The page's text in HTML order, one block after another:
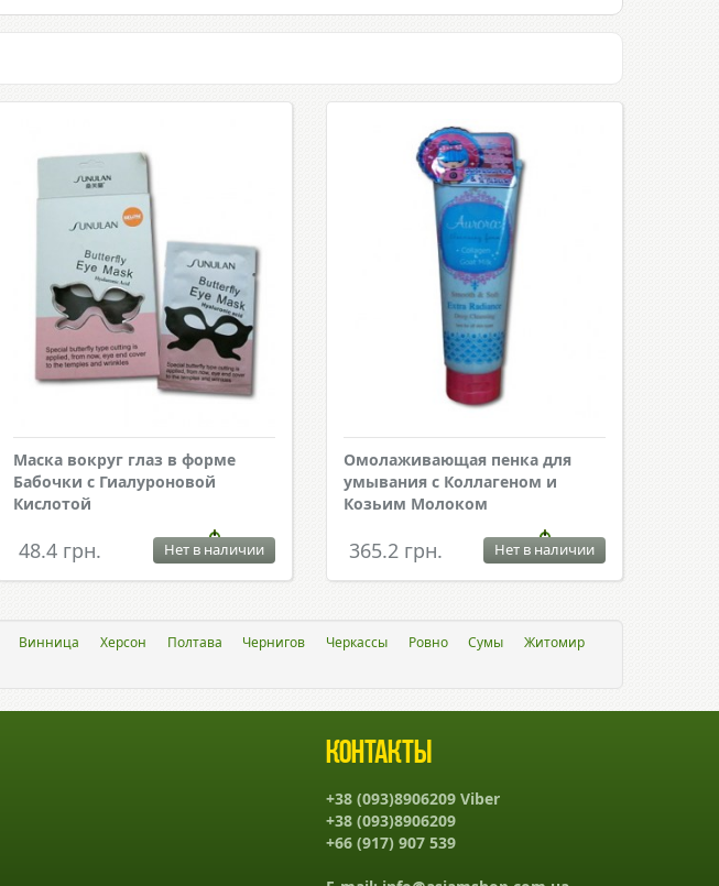
Маска вокруг глаз в форме
Бабочки с Гиалуроновой
Кислотой
48.4 грн. Нет в наличии
Омолаживающая пенка для
умывания с Коллагеном и
Козьим Молоком
365.2 грн. Нет в наличии
Винница Херсон Полтава Чернигов Черкассы Ровно Сумы
Житомир
Контакты
+38 (093)8906209 Viber
+38 (093)8906209
+66 (917) 907 539